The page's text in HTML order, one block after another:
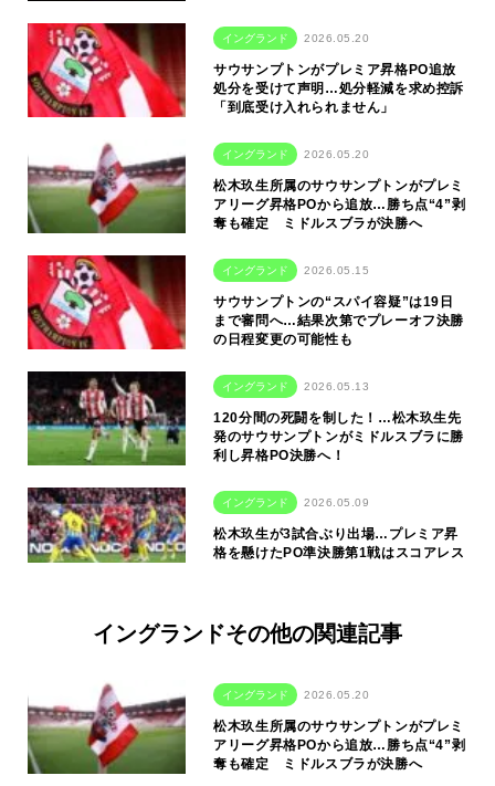
イングランド 2026.05.20
サウサンプトンがプレミア昇格PO追放
処分を受けて声明…処分軽減を求め控訴
「到底受け入れられません」
イングランド 2026.05.20
松木玖生所属のサウサンプトンがプレミ
アリーグ昇格POから追放…勝ち点“4”剥
奪も確定 ミドルスブラが決勝へ
イングランド 2026.05.15
サウサンプトンの“スパイ容疑”は19日
まで審問へ…結果次第でプレーオフ決勝
の日程変更の可能性も
イングランド 2026.05.13
120分間の死闘を制した！…松木玖生先
発のサウサンプトンがミドルスブラに勝
利し昇格PO決勝へ！
イングランド 2026.05.09
松木玖生が3試合ぶり出場…プレミア昇
格を懸けたPO準決勝第1戦はスコアレス
イングランドその他の関連記事
イングランド 2026.05.20
松木玖生所属のサウサンプトンがプレミ
アリーグ昇格POから追放…勝ち点“4”剥
奪も確定 ミドルスブラが決勝へ